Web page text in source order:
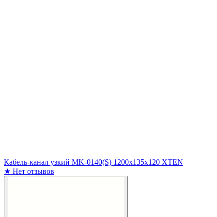
Кабель-канал узкий MK-0140(S) 1200х135х120 XTEN
★ Нет отзывов